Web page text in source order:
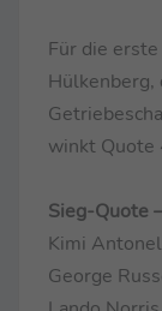
Für die
winkt Quote
Sieg-Quote
Kimi
George